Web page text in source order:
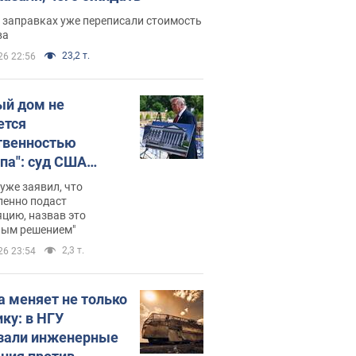
уже переписали стоимость
22:56 23,2 т.
дом не
суд США
зала
400 млн
заявил, что
подаст
назвав это
решением"
23:54 2,3 т.
меняет не только
в НГУ
инженерные